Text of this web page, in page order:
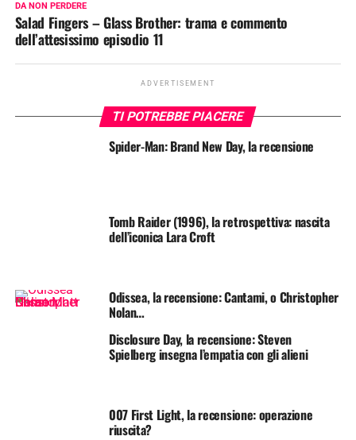
DA NON PERDERE
Salad Fingers – Glass Brother: trama e commento
dell’attesissimo episodio 11
ADVERTISEMENT
TI POTREBBE PIACERE
Spider-Man: Brand New Day, la recensione
Tomb Raider (1996), la retrospettiva: nascita
dell’iconica Lara Croft
Odissea, la recensione: Cantami, o Christopher
Nolan…
Disclosure Day, la recensione: Steven
Spielberg insegna l’empatia con gli alieni
007 First Light, la recensione: operazione
riuscita?